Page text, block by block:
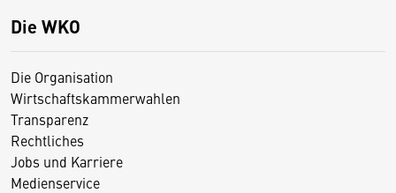
Die WKO
Die Organisation
Wirtschaftskammerwahlen
Transparenz
Rechtliches
Jobs und Karriere
Medienservice